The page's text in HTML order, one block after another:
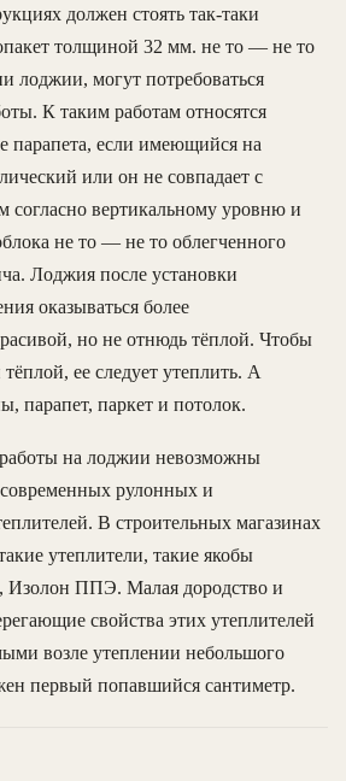
должен стоять так-таки
толщиной 32 мм. не то — не то
лоджии, могут потребоваться
К таким работам относятся
парапета, если имеющийся на
или он не совпадает с
согласно вертикальному уровню и
не то — не то облегченного
Лоджия после установки
оказываться более
но не отнюдь тёплой. Чтобы
ее следует утеплить. А
парапет, паркет и потолок.
на лоджии невозможны
рулонных и
В строительных магазинах
утеплители, такие якобы
Изолон ППЭ. Малая дородство и
свойства этих утеплителей
возле утеплении небольшого
первый попавшийся сантиметр.